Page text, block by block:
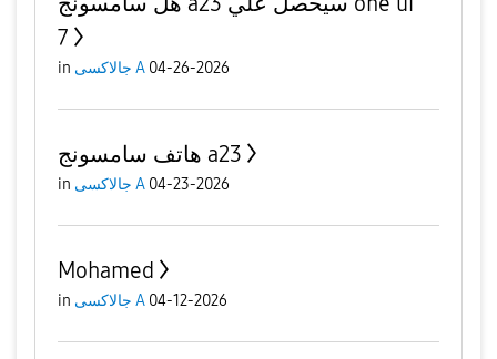
7
in جالاكسى A 04-26-2026
هاتف سامسونج a23
in جالاكسى A 04-23-2026
Mohamed
in جالاكسى A 04-12-2026